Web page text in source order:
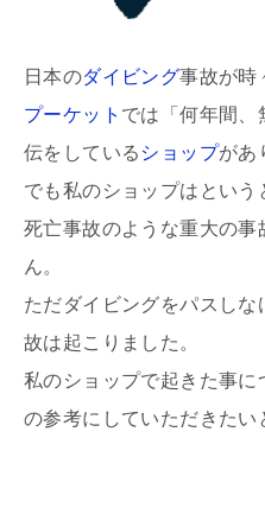
日本のダイビング事故が時
プーケット では「何年間、
伝をしている ショップがあ
でも私のショップはという
死亡事故のような重大の
ん。
ただダイビングをパスし
故は起こりました。
私のショップで起きた事
の参考にしていただきたい